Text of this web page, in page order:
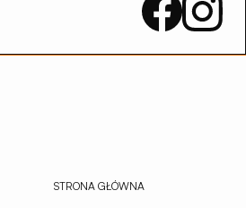
STRONA GŁÓWNA